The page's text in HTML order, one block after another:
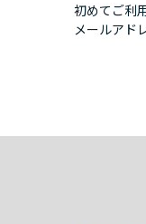
初めてご利
メールアド